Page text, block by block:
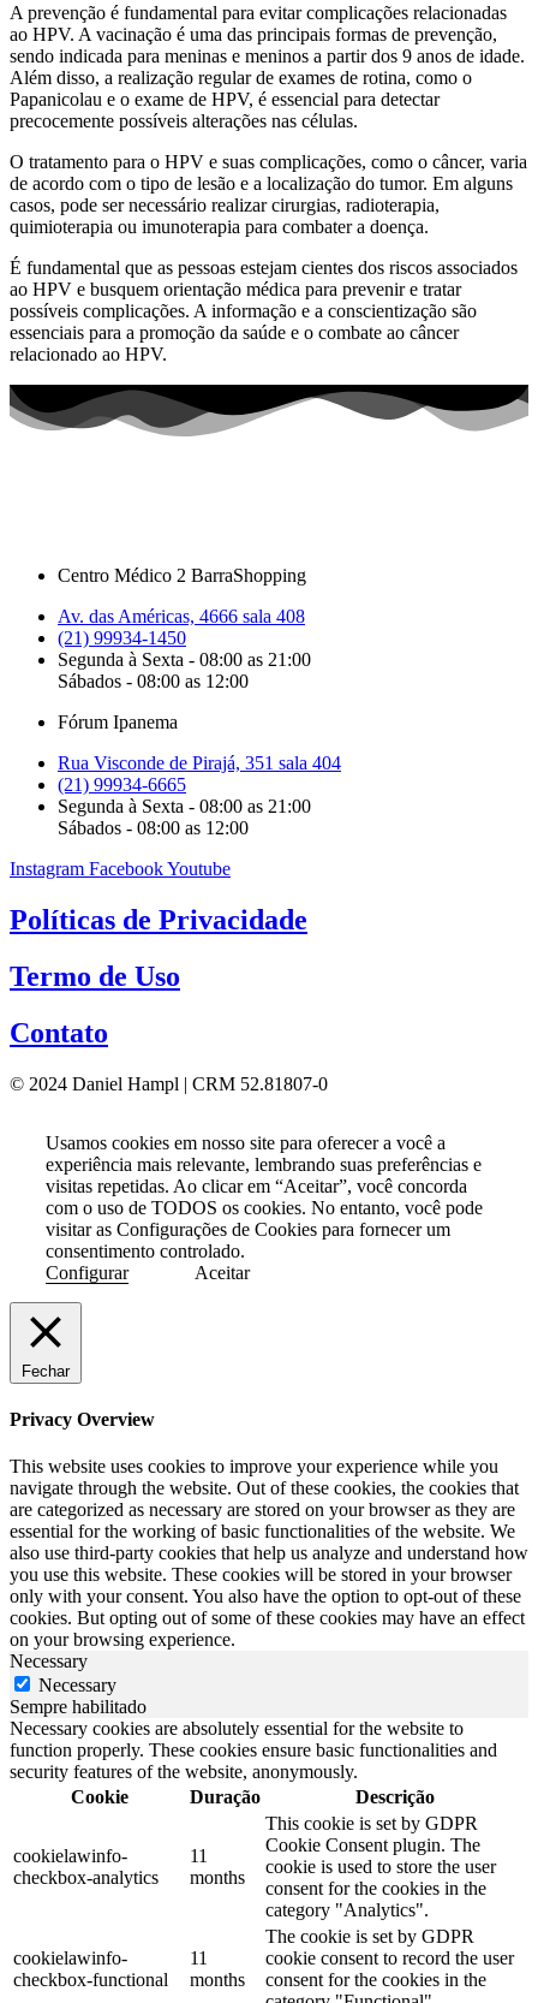
A prevenção é fundamental para evitar complicações relacionadas
ao HPV. A vacinação é uma das principais formas de prevenção,
sendo indicada para meninas e meninos a partir dos 9 anos de idade.
Além disso, a realização regular de exames de rotina, como o
Papanicolau e o exame de HPV, é essencial para detectar
precocemente possíveis alterações nas células.
O tratamento para o HPV e suas complicações, como o câncer, varia
de acordo com o tipo de lesão e a localização do tumor. Em alguns
casos, pode ser necessário realizar cirurgias, radioterapia,
quimioterapia ou imunoterapia para combater a doença.
É fundamental que as pessoas estejam cientes dos riscos associados
ao HPV e busquem orientação médica para prevenir e tratar
possíveis complicações. A informação e a conscientização são
essenciais para a promoção da saúde e o combate ao câncer
relacionado ao HPV.
Centro Médico 2 BarraShopping
Av. das Américas, 4666 sala 408
(21) 99934-1450
Segunda à Sexta - 08:00 as 21:00
Sábados - 08:00 as 12:00
Fórum Ipanema
Rua Visconde de Pirajá, 351 sala 404
(21) 99934-6665
Segunda à Sexta - 08:00 as 21:00
Sábados - 08:00 as 12:00
Instagram FacebookYoutube
Políticas de Privacidade
Termo de Uso
Contato
© 2024 Daniel Hampl | CRM 52.81807-0
Usamos cookies em nosso site para oferecer a você a
experiência mais relevante, lembrando suas preferências e
visitas repetidas. Ao clicar em “Aceitar”, você concorda
com o uso de TODOS os cookies. No entanto, você pode
visitar as Configurações de Cookies para fornecer um
consentimento controlado.
Configurar
Aceitar
Fechar
Privacy Overview
This website uses cookies to improve your experience while you
navigate through the website. Out of these cookies, the cookies that
are categorized as necessary are stored on your browser as they are
essential for the working of basic functionalities of the website. We
also use third-party cookies that help us analyze and understand how
you use this website. These cookies will be stored in your browser
only with your consent. You also have the option to opt-out of these
cookies. But opting out of some of these cookies may have an effect
on your browsing experience.
Necessary
Necessary
Sempre habilitado
Necessary cookies are absolutely essential for the website to
function properly. These cookies ensure basic functionalities and
security features of the website, anonymously.
Cookie
Duração Descrição
cookielawinfo-
checkbox-analytics
11
months
This cookie is set by GDPR
Cookie Consent plugin. The
cookie is used to store the user
consent for the cookies in the
category "Analytics".
cookielawinfo-
checkbox-functional
11
months
The cookie is set by GDPR
cookie consent to record the user
consent for the cookies in the